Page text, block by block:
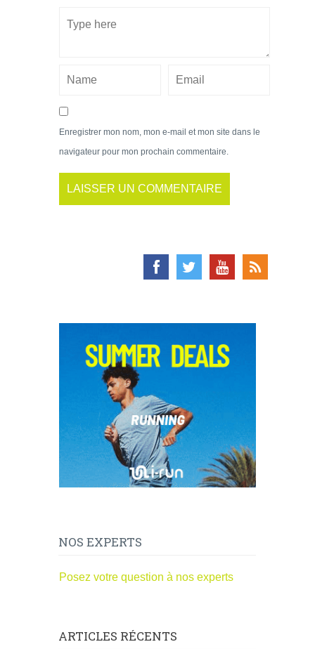
Enregistrer mon nom, mon e-mail et mon site dans le
navigateur pour mon prochain commentaire.
NOS EXPERTS
Posez votre question à nos experts
ARTICLES RÉCENTS